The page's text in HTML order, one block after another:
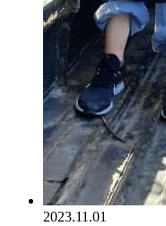
2023.11.01